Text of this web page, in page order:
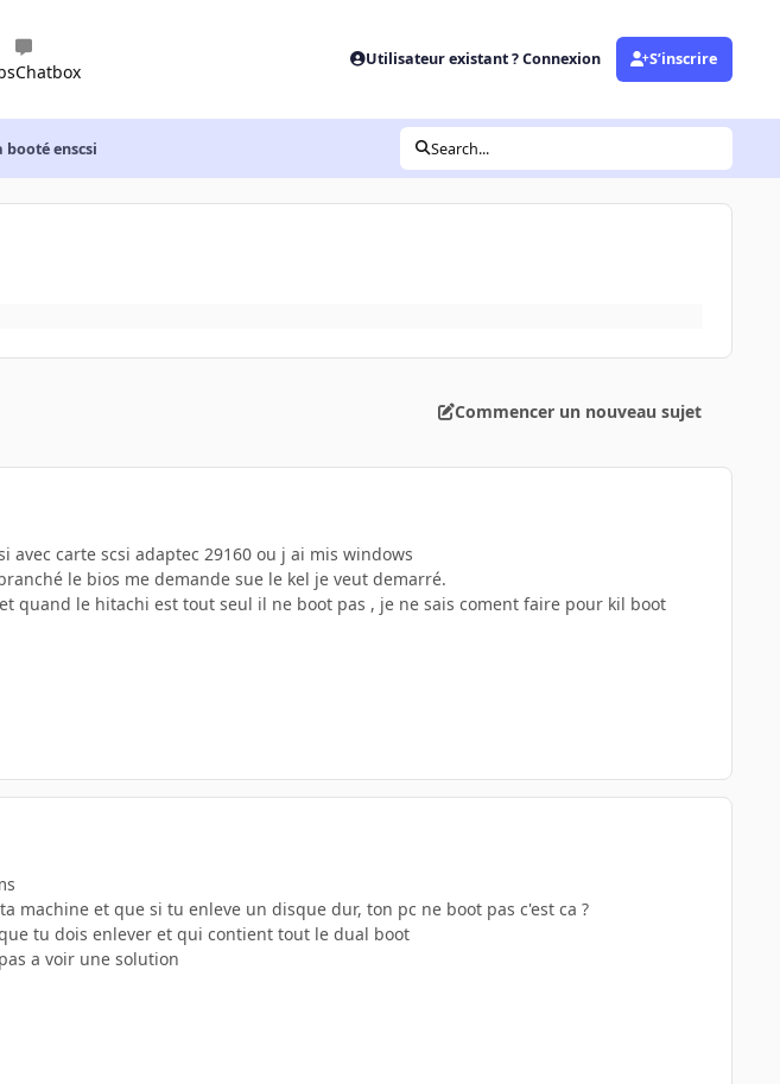
Chatbox
Utilisateur existant ? Connexion S’inscrire
booté enscsi Search...
Commencer un nouveau sujet
carte scsi adaptec 29160 ou j ai mis windows
le bios me demande sue le kel je veut demarré.
quand le hitachi est tout seul il ne boot pas , je ne sais coment faire pour kil boot
et que si tu enleve un disque dur, ton pc ne boot pas c'est ca ?
tu dois enlever et qui contient tout le dual boot
a voir une solution